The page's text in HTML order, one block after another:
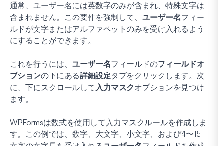
通常、ユーザー名には英数字のみが含まれ、特殊文字は
含まれません。この要件を強制して、 ユーザー名フィー
ルドが文字またはアルファベットのみを受け入れるよう
にすることができます。
これを行うには、 ユーザー名フィールドのフィールドオ
プションの下にある詳細設定タブをクリックします。次
に、下にスクロールして 入力マスクオプションを見つけ
ます。
WPFormsは数式を使用して入力マスクルールを作成しま
す。この例では、数字、大文字、小文字、および4〜15